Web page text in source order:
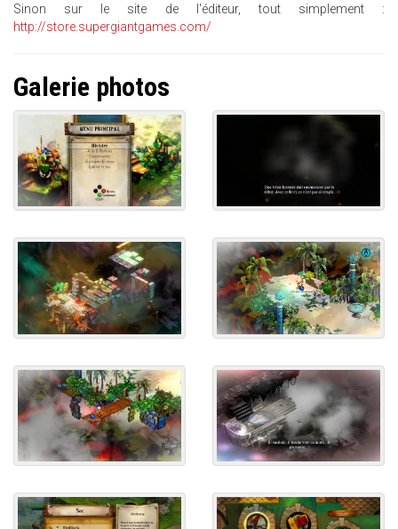
Sinon sur le site de l'éditeur, tout simplement :
http://store.supergiantgames.com/
Galerie photos